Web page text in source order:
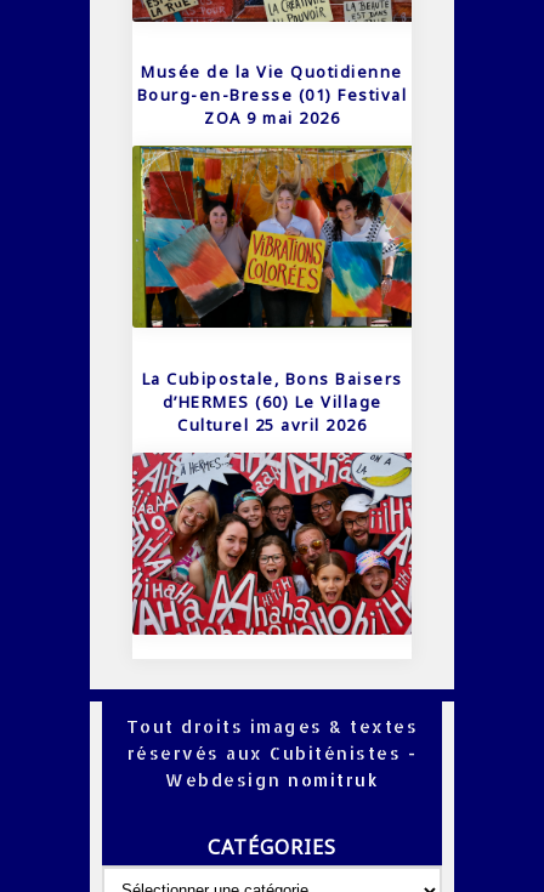
Musée de la Vie Quotidienne
Bourg-en-Bresse (01) Festival
ZOA 9 mai 2026
La Cubipostale, Bons Baisers
d’HERMES (60) Le Village
Culturel 25 avril 2026
Tout droits images & textes
réservés aux Cubiténistes -
Webdesign nomitruk
CATÉGORIES
Catégories